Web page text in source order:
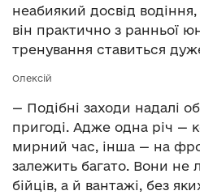
неабиякий досвід
він практично з ранньої
тренування ставиться
Олексій
— Подібні заходи надалі
пригоді. Адже одна річ —
мирний час, інша — на
залежить багато. Вони не
бійців, а й вантажі, без